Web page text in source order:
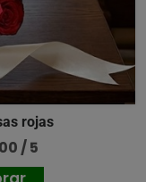
rojas
/ 5